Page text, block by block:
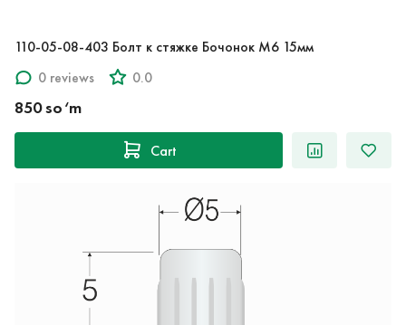
110-05-08-403 Болт к стяжке Бочонок M6 15мм
0 reviews
0.0
850 so‘m
Cart